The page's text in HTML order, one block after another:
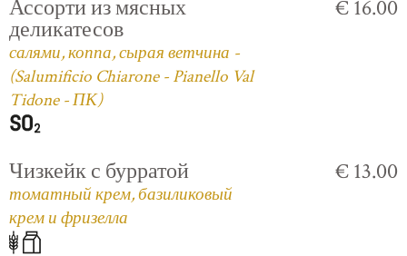
Ассорти из мясных
деликатесов
салями, коппа, сырая ветчина -
(Salumificio Chiarone - Pianello Val
Tidone - ПК)
€ 16.00
Чизкейк с бурратой
томатный крем, базиликовый
крем и фризелла
€ 13.00